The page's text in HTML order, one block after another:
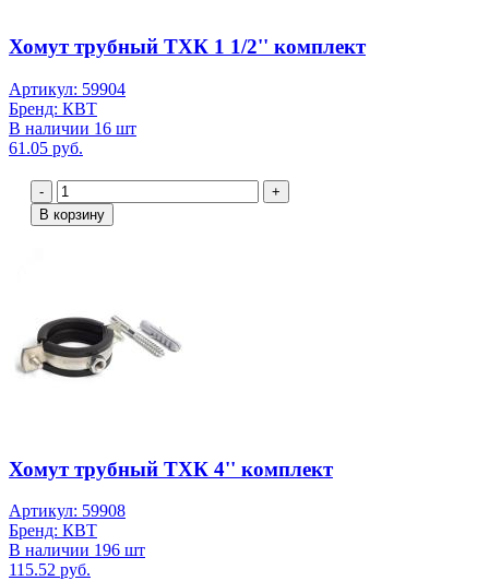
Хомут трубный ТХК 1 1/2'' комплект
Артикул: 59904
Бренд: КВТ
В наличии 16 шт
61.05 руб.
-
+
В корзину
Хомут трубный ТХК 4'' комплект
Артикул: 59908
Бренд: КВТ
В наличии 196 шт
115.52 руб.